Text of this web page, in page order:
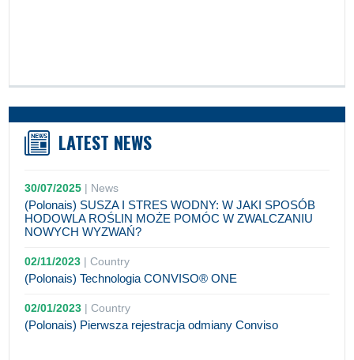
LATEST NEWS
30/07/2025 | News
(Polonais) SUSZA I STRES WODNY: W JAKI SPOSÓB
HODOWLA ROŚLIN MOŻE POMÓC W ZWALCZANIU
NOWYCH WYZWAŃ?
02/11/2023 |Country
(Polonais) Technologia CONVISO® ONE
02/01/2023 |Country
(Polonais) Pierwsza rejestracja odmiany Conviso